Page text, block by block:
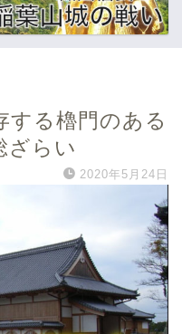
する櫓門のある
ざらい
2020年5月24日